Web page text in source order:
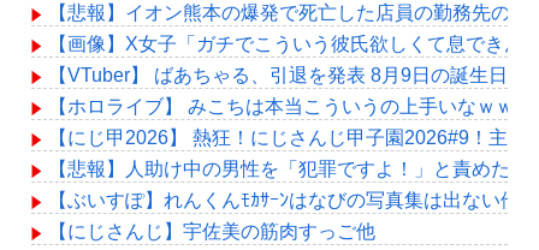
【悲報】イオン熊本の爆発で死亡した店員の勤務先の
【画像】X女子「ガチでこういう彼氏欲しくて息できん
【VTuber】 ばあちゃる、引退を発表 8月9日の誕生日
【ホロライブ】 みこちは本当こういうの上手いなｗｗｗ
【にじ甲2026】 熱狂！にじさんじ甲子園2026#9！主
【悲報】人助け中の男性を「犯罪ですよ！」と責めた
【ぶいすぽ】れんくんﾓｶｻｰﾝはなびの写真集は出ない他
【にじさんじ】宇佐美の筋肉すっご他